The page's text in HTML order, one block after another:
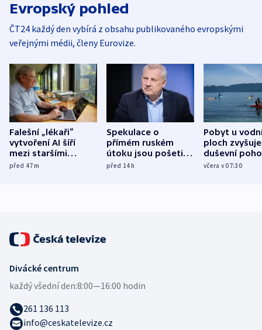
Evropský pohled
ČT24 každý den vybírá z obsahu publikovaného evropskými
veřejnými médii, členy Eurovize.
Falešní „lékaři“
vytvoření AI šíří
mezi staršími
Poláky nebezpečné
před 47m
Spekulace o
přímém ruském
útoku jsou pošetilé,
míní estonský
před 14h
Pobyt u
ploch zvyšuje
duševní
ukázala
včera v 07:30
Divácké centrum
každý všední den:8:00—16:00 hodin
261 136 113
info@ceskatelevize.cz